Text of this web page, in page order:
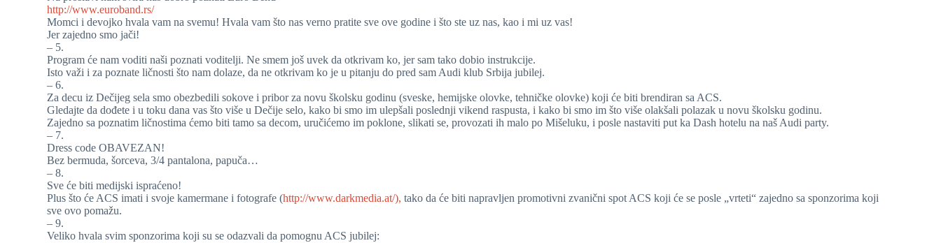
http://www.euroband.rs/
Momci i devojko hvala vam na svemu! Hvala vam što nas verno pratite sve ove godine i što ste uz nas, kao i mi uz vas!
Jer zajedno smo jači!
– 5.
Program će nam voditi naši poznati voditelji. Ne smem još uvek da otkrivam ko, jer sam tako dobio instrukcije.
Isto važi i za poznate ličnosti što nam dolaze, da ne otkrivam ko je u pitanju do pred sam Audi klub Srbija jubilej.
– 6.
Za decu iz Dečijeg sela smo obezbedili sokove i pribor za novu školsku godinu (sveske, hemijske olovke, tehničke olovke) koji će biti brendiran sa ACS.
Gledajte da dođete i u toku dana vas što više u Dečije selo, kako bi smo im ulepšali poslednji vikend raspusta, i kako bi smo im što više olakšali polazak u novu školsku godinu.
Zajedno sa poznatim ličnostima ćemo biti tamo sa decom, uručićemo im poklone, slikati se, provozati ih malo po Mišeluku, i posle nastaviti put ka Dash hotelu na naš Audi party.
– 7.
Dress code OBAVEZAN!
Bez bermuda, šorceva, 3/4 pantalona, papuča…
– 8.
Sve će biti medijski ispraćeno!
Plus što će ACS imati i svoje kamermane i fotografe (http://www.darkmedia.at/), tako da će biti napravljen promotivni zvanični spot ACS koji će se posle „vrteti“ zajedno sa sponzorima koji
sve ovo pomažu.
– 9.
Veliko hvala svim sponzorima koji su se odazvali da pomognu ACS jubilej: